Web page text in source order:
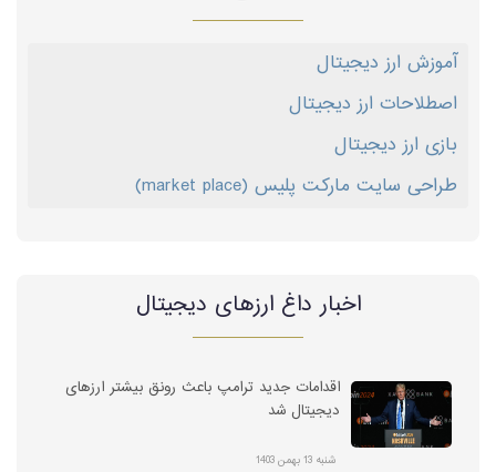
آموزش ارز دیجیتال
اصطلاحات ارز دیجیتال
بازی ارز دیجیتال
طراحی سایت مارکت پلیس (market place)
اخبار داغ ارز‌های دیجیتال
اقدامات جدید ترامپ باعث رونق بیشتر ارزهای
دیجیتال شد
شنبه 13 بهمن 1403